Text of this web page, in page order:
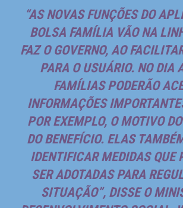
“AS NOVAS FUNÇÕES DO
BOLSA FAMÍLIA VÃO NA
FAZ O GOVERNO, AO
PARA O USUÁRIO. NO DIA
FAMÍLIAS PODERÃO
INFORMAÇÕES
POR EXEMPLO, O MOTIVO
DO BENEFÍCIO. ELAS
IDENTIFICAR MEDIDAS QUE
SER ADOTADAS PARA
SITUAÇÃO”, DISSE O